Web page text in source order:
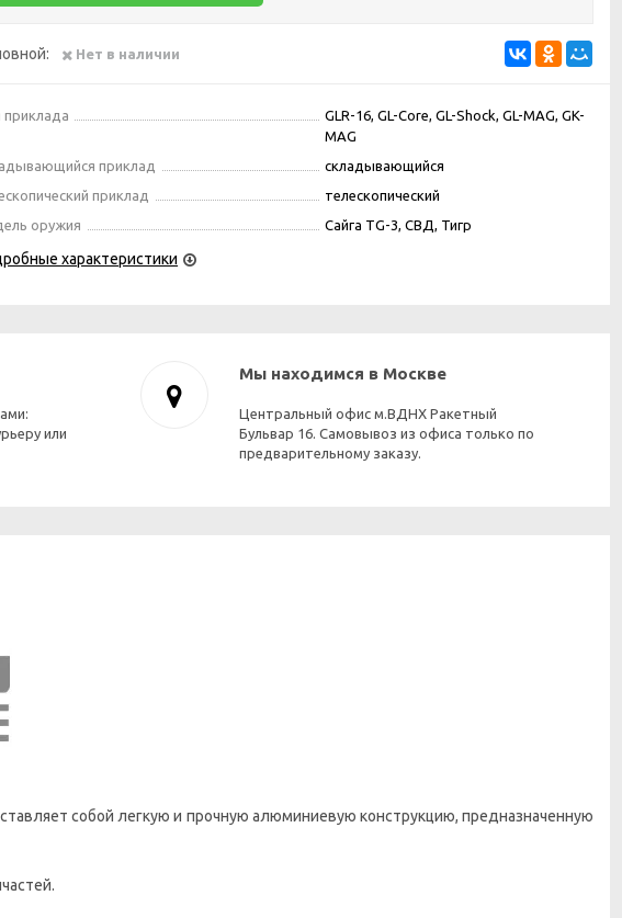
Нет в наличии
приклада
GLR-16, GL-Core, GL-Shock, GL-MAG, GK-
MAG
приклад
складывающийся
приклад
телескопический
оружия
Сайга TG-3, СВД, Тигр
характеристики
или
Мы находимся в Москве
Центральный офис м.ВДНХ Ракетный
Бульвар 16. Самовывоз из офиса только по
предварительному заказу.
собой легкую и прочную алюминиевую конструкцию, предназначенную